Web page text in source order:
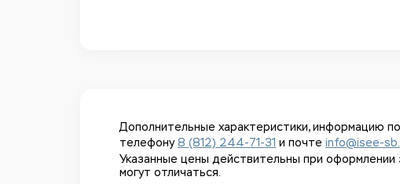
Дополнительные характеристики, информацию
телефону8 (812) 244-71-31 и почте info@isee-
Указанные цены действительны при оформлении
могут отличаться.